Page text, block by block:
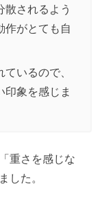
されるよう
作がとても自
いるので、
象を感じま
重さを感じな
した。